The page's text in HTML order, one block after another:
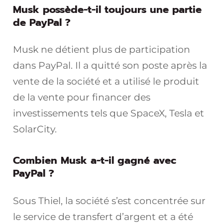
Musk possède-t-il toujours une partie
de PayPal ?
Musk ne détient plus de participation
dans PayPal. Il a quitté son poste après la
vente de la société et a utilisé le produit
de la vente pour financer des
investissements tels que SpaceX, Tesla et
SolarCity.
Combien Musk a-t-il gagné avec
PayPal ?
Sous Thiel, la société s’est concentrée sur
le service de transfert d’argent et a été